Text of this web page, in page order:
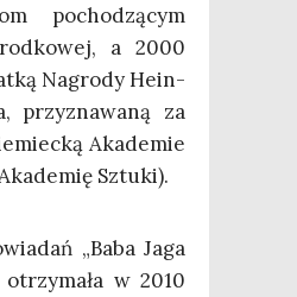
pocho­dzą­cym
a 2000
Nagro­dy Hein­
przy­zna­wa­ną za
Aka­de­mie
Sztuki).
„Baba Jaga
otrzy­ma­ła w 2010